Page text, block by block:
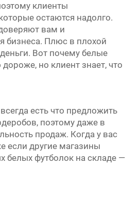
клиенты
остаются надолго.
вам и
бизнеса. Плюс в плохой
Вот почему белые
но клиент знает, что
есть что предложить
поэтому даже в
продаж. Когда у вас
если другие магазины
белых футболок на складе —